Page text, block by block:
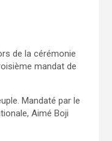
de la cérémonie
mandat de
Mandaté par le
Aimé Boji